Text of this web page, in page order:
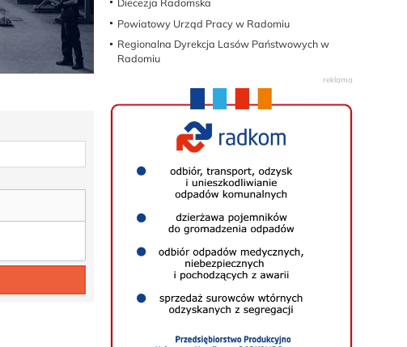
Diecezja Radomska
Powiatowy Urząd Pracy w Radomiu
Regionalna Dyrekcja Lasów Państwowych w
Radomiu